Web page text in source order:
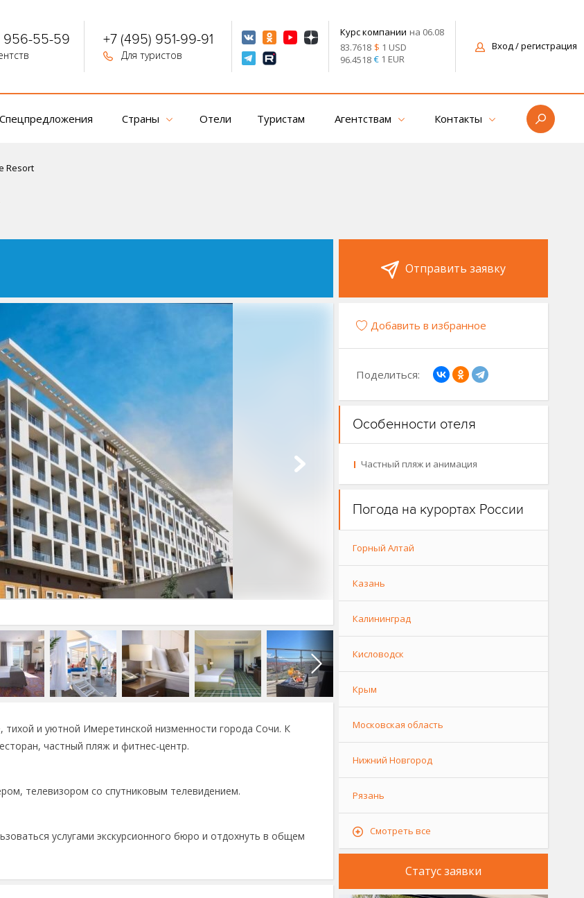
956-55-59 +7 (495) 951-99-91
Для туристов
Курс компании на 06.08
83.7618 $ 1 USD
96.4518 €1 EUR
Вход/ регистрация
Спецпредложения Страны Отели Туристам Агентствам Контакты
Resort
и уютной Имеретинской низменности города Сочи. К
частный пляж и фитнес-центр.
телевизором со спутниковым телевидением.
услугами экскурсионного бюро и отдохнуть в общем
Отправить заявку
Добавить в избранное
Поделиться:
Особенности отеля
Частный пляж и анимация
Погода на курортах России
Горный Алтай
Казань
Калининград
Кисловодск
Крым
Московская область
Нижний Новгород
Рязань
Смотреть все
Статус заявки